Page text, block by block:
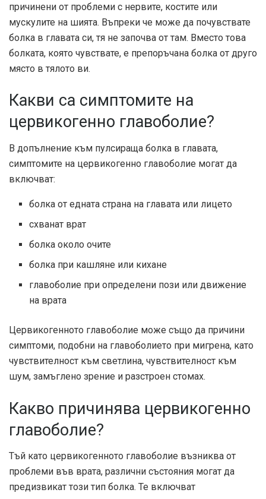
причинени от проблеми с нервите, костите или
мускулите на шията. Въпреки че може да почувствате
болка в главата си, тя не започва от там. Вместо това
болката, която чувствате, е препоръчана болка от друго
място в тялото ви.
Какви са симптомите на
цервикогенно главоболие?
В допълнение към пулсираща болка в главата,
симптомите на цервикогенно главоболие могат да
включват:
болка от едната страна на главата или лицето
схванат врат
болка около очите
болка при кашляне или кихане
главоболие при определени пози или движение
на врата
Цервикогенното главоболие може също да причини
симптоми, подобни на главоболието при мигрена, като
чувствителност към светлина, чувствителност към
шум, замъглено зрение и разстроен стомах.
Какво причинява цервикогенно
главоболие?
Тъй като цервикогенното главоболие възниква от
проблеми във врата, различни състояния могат да
предизвикат този тип болка. Те включват